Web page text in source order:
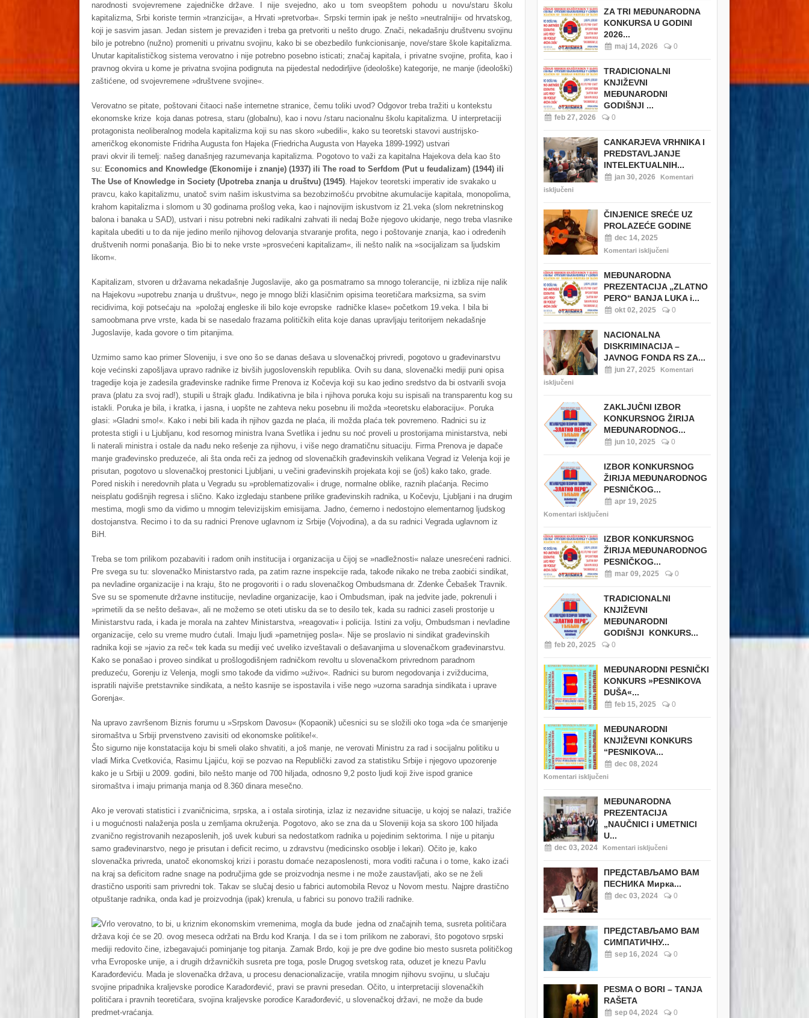
narodnosti svojevremene zajedničke države. I nije svejedno, ako u tom sveopštem pohodu u novu/staru školu
kapitalizma, Srbi koriste termin »tranzicija«, a Hrvati »pretvorba«. Srpski termin ipak je nešto »neutralniji« od hrvatskog,
koji je sasvim jasan. Jedan sistem je prevaziđen i treba ga pretvoriti u nešto drugo. Znači, nekadašnju društvenu svojinu
bilo je potrebno (nužno) promeniti u privatnu svojinu, kako bi se obezbedilo funkcionisanje, nove/stare škole kapitalizma.
Unutar kapitalističkog sistema verovatno i nije potrebno posebno isticati; značaj kapitala, i privatne svojine, profita, kao i
pravnog okvira u kome je privatna svojina podignuta na pijedestal nedodirljive (ideološke) kategorije, ne manje (ideološki)
zaštićene, od svojevremene »društvene svojine«.
Verovatno se pitate, poštovani čitaoci naše internetne stranice, čemu toliki uvod? Odgovor treba tražiti u kontekstu
ekonomske krize koja danas potresa, staru (globalnu), kao i novu /staru nacionalnu školu kapitalizma. U interpretaciji
protagonista neoliberalnog modela kapitalizma koji su nas skoro »ubedili«, kako su teoretski stavovi austrijsko-
američkog ekonomiste Fridriha Augusta fon Hajeka (Friedricha Augusta von Hayeka 1899-1992) ustvari
pravi okvir ili temelj: našeg današnjeg razumevanja kapitalizma. Pogotovo to važi za kapitalna Hajekova dela kao što
su: Economics and Knowledge (Ekonomije i znanje) (1937) ili The road to Serfdom (Put u feudalizam) (1944) ili
The Use of Knowledge in Society (Upotreba znanja u društvu) (1945). Hajekov teoretski imperativ ide svakako u
pravcu, kako kapitalizmu, unatoč svim našim iskustvima sa bezobzirnošću prvobitne akumulacije kapitala, monopolima,
krahom kapitalizma i slomom u 30 godinama prošlog veka, kao i najnovijim iskustvom iz 21.veka (slom nekretninskog
balona i banaka u SAD), ustvari i nisu potrebni neki radikalni zahvati ili nedaj Bože njegovo ukidanje, nego treba vlasnike
kapitala ubediti u to da nije jedino merilo njihovog delovanja stvaranje profita, nego i poštovanje znanja, kao i određenih
društvenih normi ponašanja. Bio bi to neke vrste »prosvećeni kapitalizam«, ili nešto nalik na »socijalizam sa ljudskim
likom«.
Kapitalizam, stvoren u državama nekadašnje Jugoslavije, ako ga posmatramo sa mnogo tolerancije, ni izbliza nije nalik
na Hajekovu »upotrebu znanja u društvu«, nego je mnogo bliži klasičnim opisima teoretičara marksizma, sa svim
recidivima, koji potsećaju na »položaj engleske ili bilo koje evropske radničke klase« početkom 19.veka. I bila bi
samoobmana prve vrste, kada bi se nasedalo frazama političkih elita koje danas upravljaju teritorijem nekadašnje
Jugoslavije, kada govore o tim pitanjima.
Uzmimo samo kao primer Sloveniju, i sve ono šo se danas dešava u slovenačkoj privredi, pogotovo u građevinarstvu
koje većinski zapošljava upravo radnike iz bivših jugoslovenskih republika. Ovih su dana, slovenački mediji puni opisa
tragedije koja je zadesila građevinske radnike firme Prenova iz Kočevja koji su kao jedino sredstvo da bi ostvarili svoja
prava (platu za svoj rad!), stupili u štrajk glađu. Indikativna je bila i njihova poruka koju su ispisali na transparentu kog su
istakli. Poruka je bila, i kratka, i jasna, i uopšte ne zahteva neku posebnu ili možda »teoretsku elaboraciju«. Poruka
glasi: »Gladni smo!«. Kako i nebi bili kada ih njihov gazda ne plaća, ili možda plaća tek povremeno. Radnici su iz
protesta stigli i u Ljubljanu, kod resornog ministra Ivana Svetlika i jednu su noć proveli u prostorijama ministarstva, nebi
li naterali ministra i ostale da nađu neko rešenje za njihovu, i više nego dramatičnu situaciju. Firma Prenova je dapače
manje građevinsko preduzeće, ali šta onda reči za jednog od slovenačkih građevinskih velikana Vegrad iz Velenja koji je
prisutan, pogotovo u slovenačkoj prestonici Ljubljani, u večini građevinskih projekata koji se (još) kako tako, grade.
Pored niskih i neredovnih plata u Vegradu su »problematizovali« i druge, normalne oblike, raznih plaćanja. Recimo
neisplatu godišnjih regresa i slično. Kako izgledaju stanbene prilike građevinskih radnika, u Kočevju, Ljubljani i na drugim
mestima, mogli smo da vidimo u mnogim televizijskim emisijama. Jadno, ćemerno i nedostojno elementarnog ljudskog
dostojanstva. Recimo i to da su radnici Prenove uglavnom iz Srbije (Vojvodina), a da su radnici Vegrada uglavnom iz
BiH.
Treba se tom prilikom pozabaviti i radom onih institucija i organizacija u čijoj se »nadležnosti« nalaze unesrećeni radnici.
Pre svega su tu: slovenačko Ministarstvo rada, pa zatim razne inspekcije rada, takođe nikako ne treba zaobići sindikat,
pa nevladine organizacije i na kraju, što ne progovoriti i o radu slovenačkog Ombudsmana dr. Zdenke Čebašek Travnik.
Sve su se spomenute državne institucije, nevladine organizacije, kao i Ombudsman, ipak na jedvite jade, pokrenuli i
»primetili da se nešto dešava«, ali ne možemo se oteti utisku da se to desilo tek, kada su radnici zaseli prostorije u
Ministarstvu rada, i kada je morala na zahtev Ministarstva, »reagovati« i policija. Istini za volju, Ombudsman i nevladine
organizacije, celo su vreme mudro ćutali. Imaju ljudi »pametnijeg posla«. Nije se proslavio ni sindikat građevinskih
radnika koji se »javio za reč« tek kada su mediji već uveliko izveštavali o dešavanjima u slovenačkom građevinarstvu.
Kako se ponašao i proveo sindikat u prošlogodišnjem radničkom revoltu u slovenačkom privrednom paradnom
preduzeću, Gorenju iz Velenja, mogli smo takođe da vidimo »uživo«. Radnici su burom negodovanja i zvižducima,
ispratili najviše pretstavnike sindikata, a nešto kasnije se ispostavila i više nego »uzorna saradnja sindikata i uprave
Gorenja«.
Na upravo završenom Biznis forumu u »Srpskom Davosu« (Kopaonik) učesnici su se složili oko toga »da će smanjenje
siromaštva u Srbiji prvenstveno zavisiti od ekonomske politike!«.
Što sigurno nije konstatacija koju bi smeli olako shvatiti, a još manje, ne verovati Ministru za rad i socijalnu politiku u
vladi Mirka Cvetkovića, Rasimu Ljajiću, koji se pozvao na Republički zavod za statistiku Srbije i njegovo upozorenje
kako je u Srbiji u 2009. godini, bilo nešto manje od 700 hiljada, odnosno 9,2 posto ljudi koji žive ispod granice
siromaštva i imaju primanja manja od 8.360 dinara mesečno.
Ako je verovati statistici i zvaničnicima, srpska, a i ostala sirotinja, izlaz iz nezavidne situacije, u kojoj se nalazi, tražiće
i u mogućnosti nalaženja posla u zemljama okruženja. Pogotovo, ako se zna da u Sloveniji koja sa skoro 100 hiljada
zvanično registrovanih nezaposlenih, još uvek kuburi sa nedostatkom radnika u pojedinim sektorima. I nije u pitanju
samo građevinarstvo, nego je prisutan i deficit recimo, u zdravstvu (medicinsko osoblje i lekari). Očito je, kako
slovenačka privreda, unatoč ekonomskoj krizi i porastu domaće nezaposlenosti, mora voditi računa i o tome, kako izaći
na kraj sa deficitom radne snage na područjima gde se proizvodnja nesme i ne može zaustavljati, ako se ne želi
drastično usporiti sam privredni tok. Takav se slučaj desio u fabrici automobila Revoz u Novom mestu. Najpre drastično
otpuštanje radnika, onda kad je proizvodnja (ipak) krenula, u fabrici su ponovo tražili radnike.
Vrlo verovatno, to bi, u kriznim ekonomskim vremenima, mogla da bude jedna od značajnih tema, susreta političara
država koji će se 20. ovog meseca održati na Brdu kod Kranja. I da se i tom prilikom ne zaboravi, što pogotovo srpski
mediji redovito čine, izbegavajući pominjanje tog pitanja. Zamak Brdo, koji je pre dve godine bio mesto susreta političkog
vrha Evroposke unije, a i drugih državničkih susreta pre toga, posle Drugog svetskog rata, oduzet je knezu Pavlu
Karađorđeviću. Mada je slovenačka država, u procesu denacionalizacije, vratila mnogim njihovu svojinu, u slučaju
svojine pripadnika kraljevske porodice Karađorđević, pravi se pravni presedan. Očito, u interpretaciji slovenačkih
političara i pravnih teoretičara, svojina kraljevske porodice Karađorđević, u slovenačkoj državi, ne može da bude
predmet-vraćanja.
ZA TRI MEĐUNARODNA
KONKURSA U GODINI
2026...
maj 14, 2026 0
TRADICIONALNI
KNJIŽEVNI
MEĐUNARODNI
GODIŠNJI ...
feb 27, 2026 0
CANKARJEVA VRHNIKA I
PREDSTAVLJANJE
INTELEKTUALNIH...
jan 30, 2026
Komentari
isključeni
ČINJENICE SREĆE UZ
PROLAZEĆE GODINE
dec 14, 2025
Komentari isključeni
MEĐUNARODNA
PREZENTACIJA „ZLATNO
PERO“ BANJA LUKA i...
okt 02, 2025 0
NACIONALNA
DISKRIMINACIJA –
JAVNOG FONDA RS ZA...
jun 27, 2025
Komentari
isključeni
ZAKLJUČNI IZBOR
KONKURSNOG ŽIRIJA
MEĐUNARODNOG...
jun 10, 2025 0
IZBOR KONKURSNOG
ŽIRIJA MEĐUNARODNOG
PESNIČKOG...
apr 19, 2025
Komentari isključeni
IZBOR KONKURSNOG
ŽIRIJA MEĐUNARODNOG
PESNIČKOG...
mar 09, 2025 0
TRADICIONALNI
KNJIŽEVNI
MEĐUNARODNI
GODIŠNJI KONKURS...
feb 20, 2025 0
MEĐUNARODNI PESNIČKI
KONKURS »PESNIKOVA
DUŠA«...
feb 15, 2025 0
MEĐUNARODNI
KNJIŽEVNI KONKURS
“PESNIKOVA...
dec 08, 2024
Komentari isključeni
MEĐUNARODNA
PREZENTACIJA
„NAUČNICI i UMETNICI
U...
dec 03, 2024 Komentari isključeni
ПРЕДСТАВЉАМО ВАМ
ПЕСНИКА Мирка...
dec 03, 2024 0
ПРЕДСТАВЉАМО ВАМ
СИМПАТИЧНУ...
sep 16, 2024 0
PESMA O BORI – TANJA
RAŠETA
sep 04, 2024 0